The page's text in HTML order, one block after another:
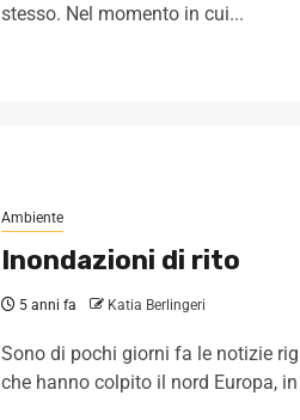
stesso. Nel momento in cui...
Ambiente
Inondazioni di rito
5 anni fa Katia Berlingeri
Sono di pochi giorni fa le notizie
che hanno colpito il nord Europa,